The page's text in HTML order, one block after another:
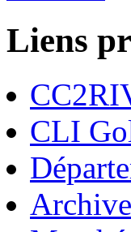
Liens
CLI